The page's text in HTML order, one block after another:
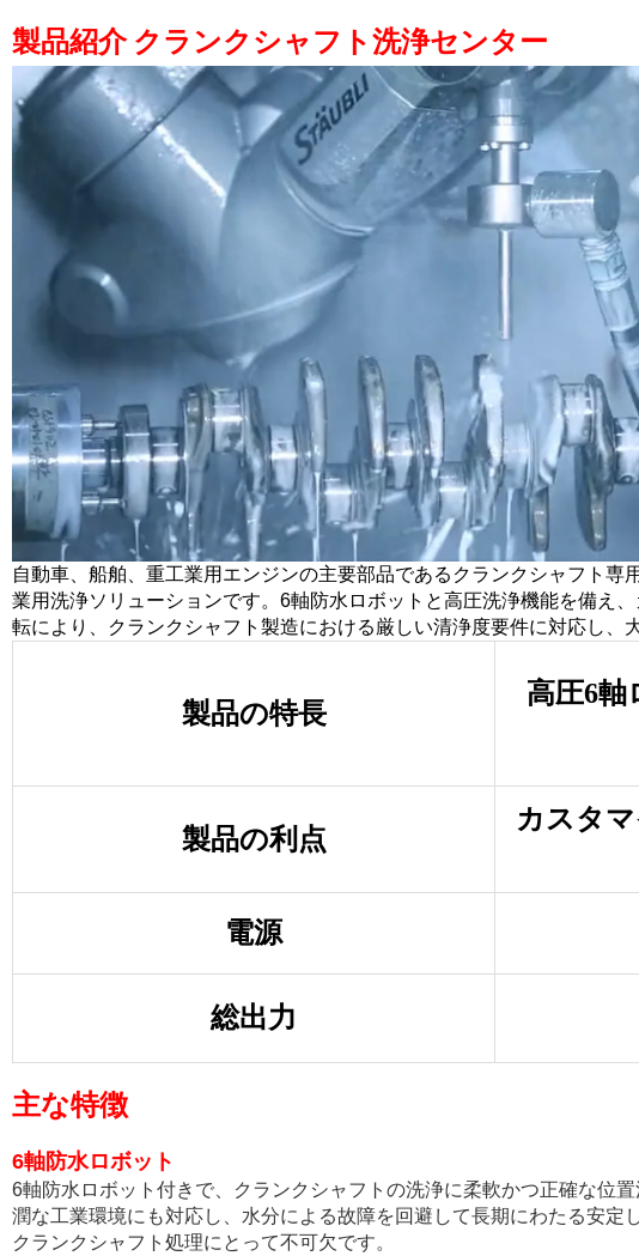
製品紹介 クランクシャフト洗浄センター
自動車、船舶、重工業用エンジンの主要部品であるクランクシャフト専
業用洗浄ソリューションです。6軸防水ロボットと高圧洗浄機能を備え
転により、クランクシャフト製造における厳しい清浄度要件に対応し、
製品の特長
高圧6軸
製品の利点
カスタ
電源
総出力
主な特徴
6軸防水ロボット
6軸防水ロボット付きで、クランクシャフトの洗浄に柔軟かつ正確な位
潤な工業環境にも対応し、水分による故障を回避して長期にわたる安定
クランクシャフト処理にとって不可欠です。